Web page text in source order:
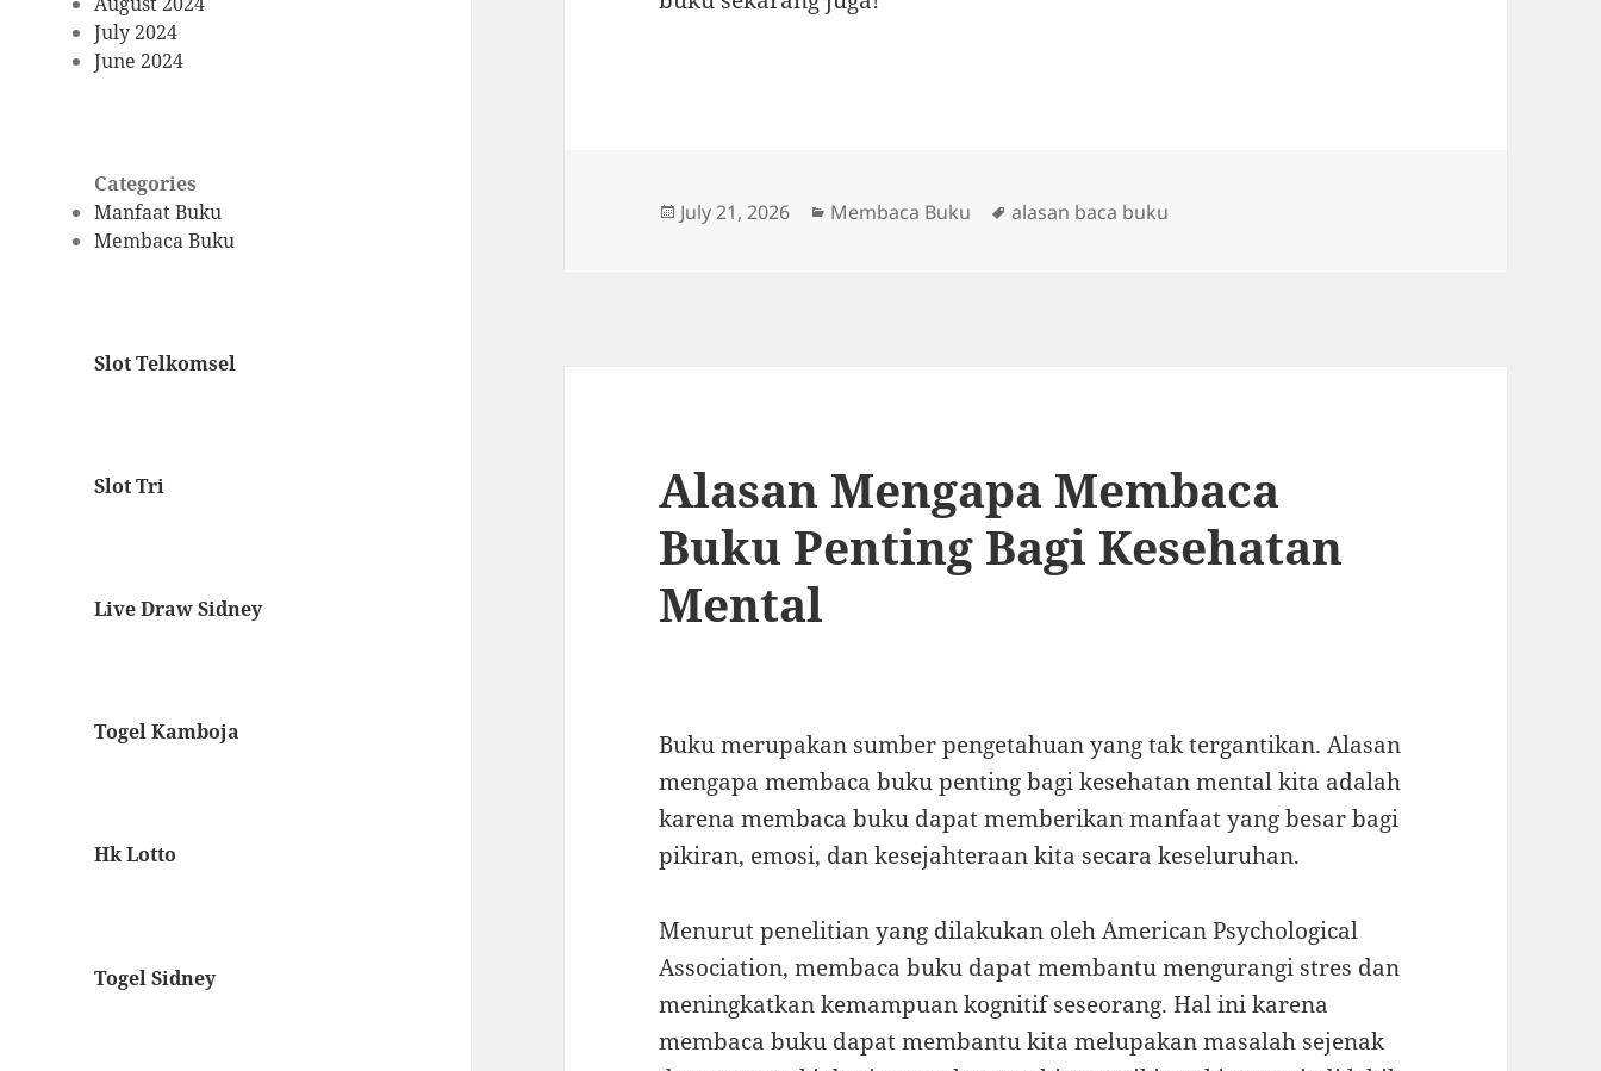
July 2024
June 2024
Categories
Manfaat Buku
Membaca Buku
Slot Telkomsel
Slot Tri
Live Draw Sidney
Togel Kamboja
Hk Lotto
Togel Sidney
Posted
July 21, 2026 Categories
Membaca Buku Tags
alasan baca buku
Alasan Mengapa Membaca
Buku Penting Bagi Kesehatan
Mental
Buku merupakan sumber pengetahuan yang tak tergantikan. Alasan
mengapa membaca buku penting bagi kesehatan mental kita adalah
karena membaca buku dapat memberikan manfaat yang besar bagi
pikiran, emosi, dan kesejahteraan kita secara keseluruhan.
Menurut penelitian yang dilakukan oleh American Psychological
Association, membaca buku dapat membantu mengurangi stres dan
meningkatkan kemampuan kognitif seseorang. Hal ini karena
membaca buku dapat membantu kita melupakan masalah sejenak